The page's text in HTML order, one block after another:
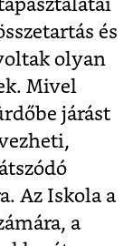
és
olyan
Mivel
járást
Az Iskola a
a